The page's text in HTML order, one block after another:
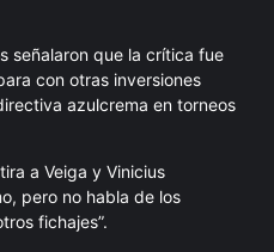
señalaron que la crítica fue
con otras inversiones
azulcrema en torneos
a Veiga y Vinicius
pero no habla de los
fichajes”.